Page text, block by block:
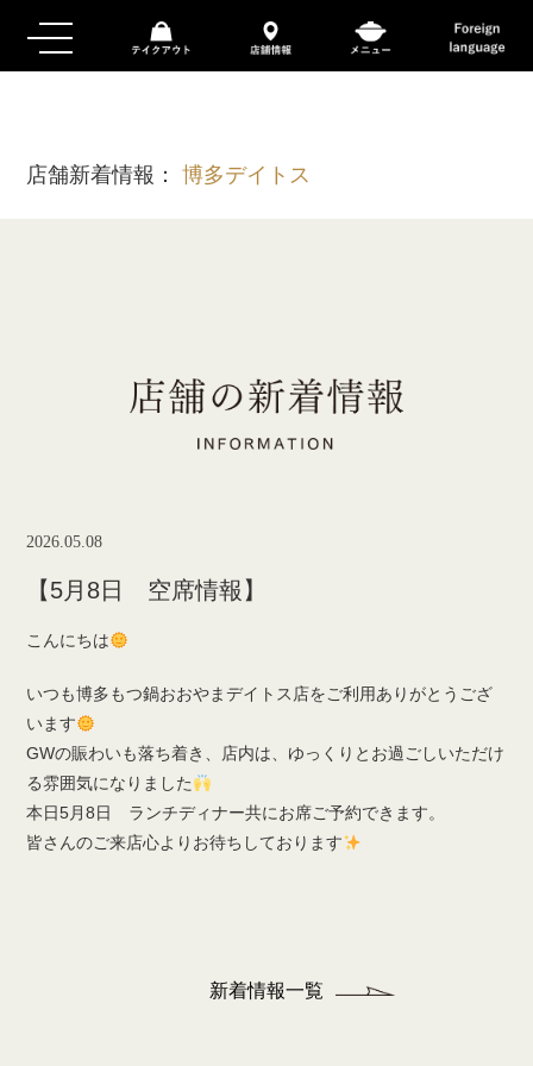
店舗新着情報：博多デイトス
2026.05.08
【5月8日 空席情報】
こんにちは
いつも博多もつ鍋おおやまデイトス店をご利用ありがとうござ
います
GWの賑わいも落ち着き、店内は、ゆっくりとお過ごしいただけ
る雰囲気になりました
本日5月8日 ランチディナー共にお席ご予約できます。
皆さんのご来店心よりお待ちしております
新着情報一覧